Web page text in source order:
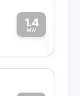
1.4
MW1